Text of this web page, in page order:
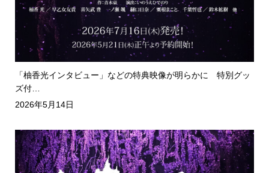
「柚香光インタビュー」などの特典映像が明らかに 特別グッ
ズ付…
2026年5月14日